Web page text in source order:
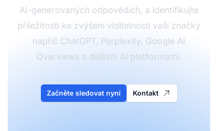
AI-generovaných odpovědích, a identifikujte
příležitosti ke zvýšení viditelnosti vaší značky
napříč ChatGPT, Perplexity, Google AI
Overviews a dalšími AI platformami.
Začněte sledovat nyní Kontakt